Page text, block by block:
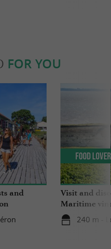
FOR YOU
and
Visit and
Maritime
240 m -
Food